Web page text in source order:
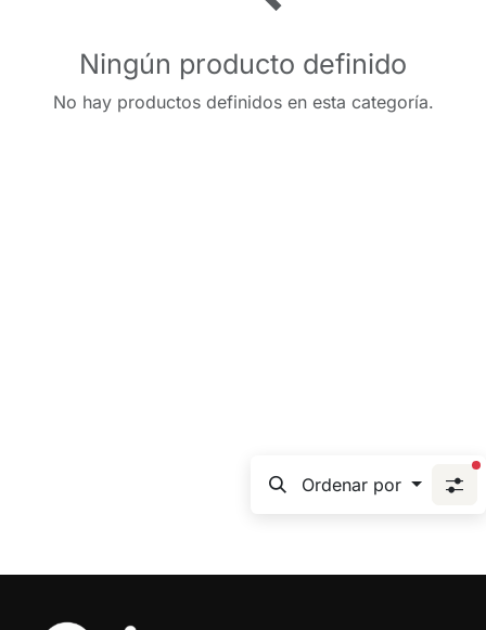
Ningún producto definido
No hay productos definidos en esta categoría.
Ordenar por